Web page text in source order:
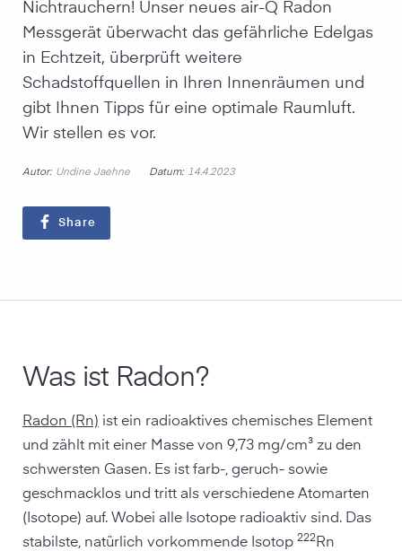
Nichtrauchern! Unser neues air-Q Radon
Messgerät überwacht das gefährliche Edelgas
in Echtzeit, überprüft weitere
Schadstoffquellen in Ihren Innenräumen und
gibt Ihnen Tipps für eine optimale Raumluft.
Wir stellen es vor.
Autor: Undine Jaehne Datum: 14.4.2023
Share
Was ist Radon?
Radon (Rn) ist ein radioaktives chemisches Element
und zählt mit einer Masse von 9,73 mg/cm³ zu den
schwersten Gasen. Es ist farb-, geruch- sowie
geschmacklos und tritt als verschiedene Atomarten
(Isotope) auf. Wobei alle Isotope radioaktiv sind. Das
stabilste, natürlich vorkommende Isotop 222Rn